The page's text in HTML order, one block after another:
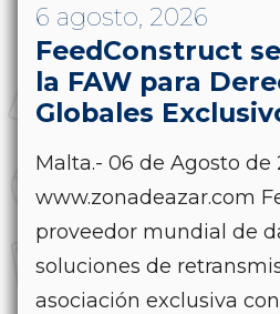
6 agosto, 2026
FeedConstruct
la FAW para
Globales
Malta.- 06 de Agosto de
www.zonadeazar.com
proveedor mundial de
soluciones de
asociación exclusiva